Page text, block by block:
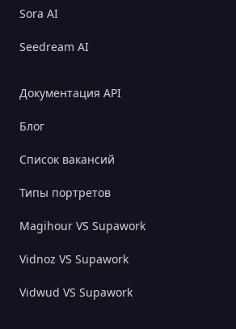
Sora AI
Seedream AI
Документация API
Блог
Список вакансий
Типы портретов
Magihour VS Supawork
Vidnoz VS Supawork
Vidwud VS Supawork